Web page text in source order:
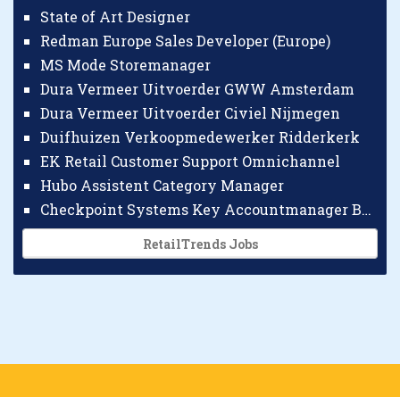
State of Art Designer
Redman Europe Sales Developer (Europe)
MS Mode Storemanager
Dura Vermeer Uitvoerder GWW Amsterdam
Dura Vermeer Uitvoerder Civiel Nijmegen
Duifhuizen Verkoopmedewerker Ridderkerk
EK Retail Customer Support Omnichannel
Hubo Assistent Category Manager
Checkpoint Systems Key Accountmanager Benelux
RetailTrends Jobs